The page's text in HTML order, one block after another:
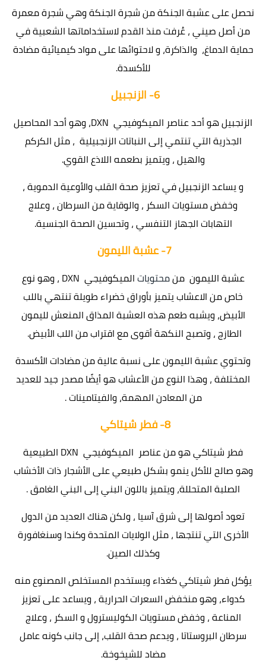
نحصل على عشبة الجنكة من شجرة الجنكة وهي شجرة معمرة
من أصل صيني ، عُرفت منذ القدم لاستخداماتها الشعبية في
حماية الدماغ، والذاكرة، و لاحتوائها على مواد كيميائية مضادة
للأكسدة.
6- الزنجبيل
الزنجبيل هو أحد عناصر الميكوفيجي DXN، وهو أحد المحاصيل
الجذرية التي تنتمي إلى النباتات الزنجبيلية ، مثل الكركم
والهيل ، ويتميز بطعمه اللاذع القوي.
و يساعد الزنجبيل في تعزيز صحة القلب والأوعية الدموية ،
وخفض مستويات السكر ، والوقاية من السرطان ، وعلاج
التهابات الجهاز التنفسي ، وتحسين الصحة الجنسية.
7- عشبة الليمون
عشبة الليمون منمحتويات
الميكوفيجي DXN ، وهو نوع
خاص من الاعشاب يتميز بأوراق خضراء طويلة تنتهي باللب
الأبيض، ويشبه طعم هذه العشبة المذاق المنعش لليمون
الطازج ، وتصبح النكهة أقوى مع اقتراب من اللب الأبيض.
وتحتوي عشبة الليمون على نسبة عالية من مضادات الأكسدة
المختلفة ، وهذا النوع من الأعشاب هو أيضًا مصدر جيد للعديد
من المعادن المهمة، والفيتامينات .
8- فطر شيتاكي
فطر شيتاكي هو من عناصر الميكوفيجي DXN الطبيعية
وهو صالح للأكل ينمو بشكل طبيعي على الأشجار ذات الأخشاب
الصلبة المتحللة، ويتميز باللون البني إلى البني الغامق .
تعود أصولها إلى شرق آسيا ، ولكن هناك العديد من الدول
الأخرى التي تنتجها ، مثل الولايات المتحدة وكندا وسنغافورة
وكذلك الصين.
يؤكل فطر شيتاكي كغذاء ويستخدم المستخلص المصنوع منه
كدواء، وهو منخفض السعرات الحرارية ، ويساعد على تعزيز
المناعة ، وخفض مستويات الكوليسترول و السكر ، وعلاج
سرطان البروستاتا ، ويدعم صحة القلب، إلى جانب كونه عامل
مضاد للشيخوخة.